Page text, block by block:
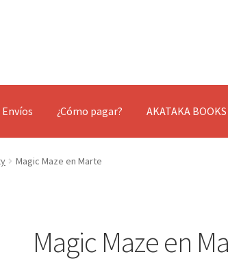
Envíos ¿Cómo pagar? AKATAKA BOOKS
Magic Maze en Marte
Magic Maze en